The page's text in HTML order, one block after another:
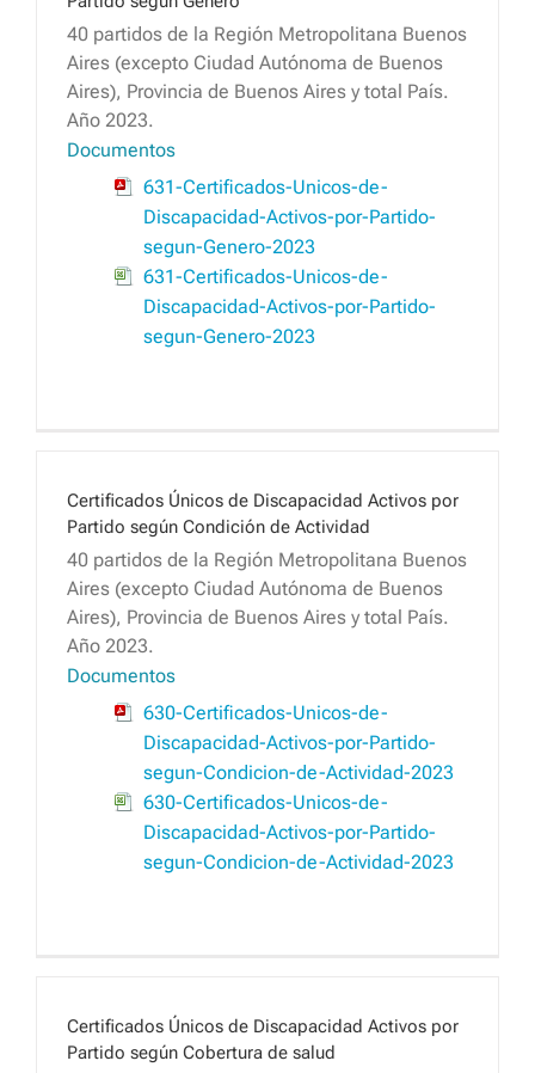
40 partidos de la Región Metropolitana Buenos
Aires (excepto Ciudad Autónoma de Buenos
Aires), Provincia de Buenos Aires y total País.
Año 2023.
Documentos
631-Certificados-Unicos-de-
Discapacidad-Activos-por-Partido-
segun-Genero-2023
631-Certificados-Unicos-de-
Discapacidad-Activos-por-Partido-
segun-Genero-2023
Certificados Únicos de Discapacidad Activos por
Partido según Condición de Actividad
40 partidos de la Región Metropolitana Buenos
Aires (excepto Ciudad Autónoma de Buenos
Aires), Provincia de Buenos Aires y total País.
Año 2023.
Documentos
630-Certificados-Unicos-de-
Discapacidad-Activos-por-Partido-
segun-Condicion-de-Actividad-2023
630-Certificados-Unicos-de-
Discapacidad-Activos-por-Partido-
segun-Condicion-de-Actividad-2023
Certificados Únicos de Discapacidad Activos por
Partido según Cobertura de salud